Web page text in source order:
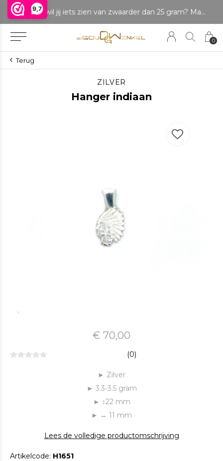
9,7
0
LET OP: wil jij iets zien van zwaarder dan 25 gram? Maak dan een afspraak om het product te bekijken. Producten boven de 25 gram NIET aanwezig in winkel.
Terug
ZILVER
Hanger indiaan
€ 70,00
(0)
► Zilver
► 3.3-3.5 gram
► ↕22 mm
► ↔ 11 mm
Lees de volledige productomschrijving
Artikelcode: H1651